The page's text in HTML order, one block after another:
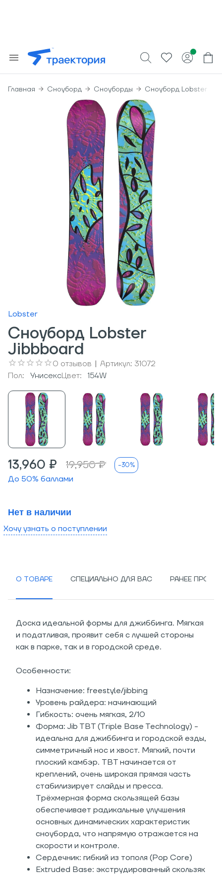
Главная Сноуборд Сноуборды Сноуборд Lobster
Lobster
Сноуборд Lobster
Jibbboard
0 отзывов | Артикул: 31072
Пол:
УнисексЦвет: 154W
13,960 ₽ 19,950 ₽ -30%
До 50% баллами
Нет в наличии
Хочу узнать о поступлении
О ТОВАРЕ СПЕЦИАЛЬНО ДЛЯ ВАС РАНЕЕ
Доска идеальной формы для джиббинга. Мягкая
и податливая, проявит себя с лучшей стороны
как в парке, так и в городской среде.
Особенности:
Назначение: freestyle/jibbing
Уровень райдера: начинающий
Гибкость: очень мягкая, 2/10
Форма: Jib TBT (Triple Base Technology) -
идеальна для джиббинга и городской езды,
симметричный нос и хвост. Мягкий, почти
плоский камбэр. TBT начинается от
креплений, очень широкая прямая часть
стабилизирует слайды и пресса.
Трёхмерная форма скользящей базы
обеспечивает радикальные улучшения
основных динамических характеристик
сноуборда, что напрямую отражается на
скорости и контроле.
Сердечник: гибкий из тополя (Pop Core)
Extruded Base: экструдированный скользяк